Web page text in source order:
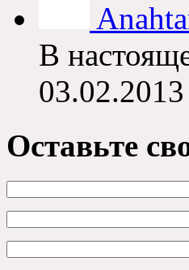
В
03.02.2013
Оставьте